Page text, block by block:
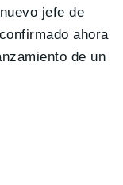
jefe de
ahora
de un